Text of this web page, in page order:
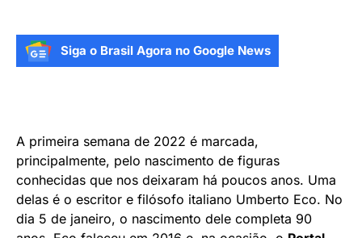
Siga o Brasil Agora no Google News
A primeira semana de 2022 é marcada,
principalmente, pelo nascimento de figuras
conhecidas que nos deixaram há poucos anos. Uma
delas é o escritor e filósofo italiano Umberto Eco. No
dia 5 de janeiro, o nascimento dele completa 90